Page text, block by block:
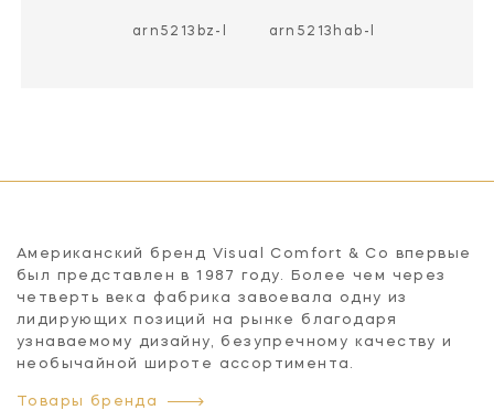
arn5213bz-l arn5213hab-l
Американский бренд Visual Comfort & Co впервые
был представлен в 1987 году. Более чем через
четверть века фабрика завоевала одну из
лидирующих позиций на рынке благодаря
узнаваемому дизайну, безупречному качеству и
необычайной широте ассортимента.
Товары бренда